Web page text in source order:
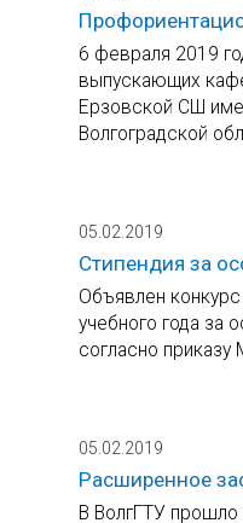
6 февраля 2019
выпускающих
Ерзовской СШ
Волгоградской
05.02.2019
Стипендия за
Объявлен
учебного года за
согласно
05.02.2019
Расширенное
В ВолгГТУ прошло